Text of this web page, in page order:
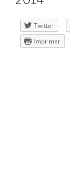
Twitter
Imprimer